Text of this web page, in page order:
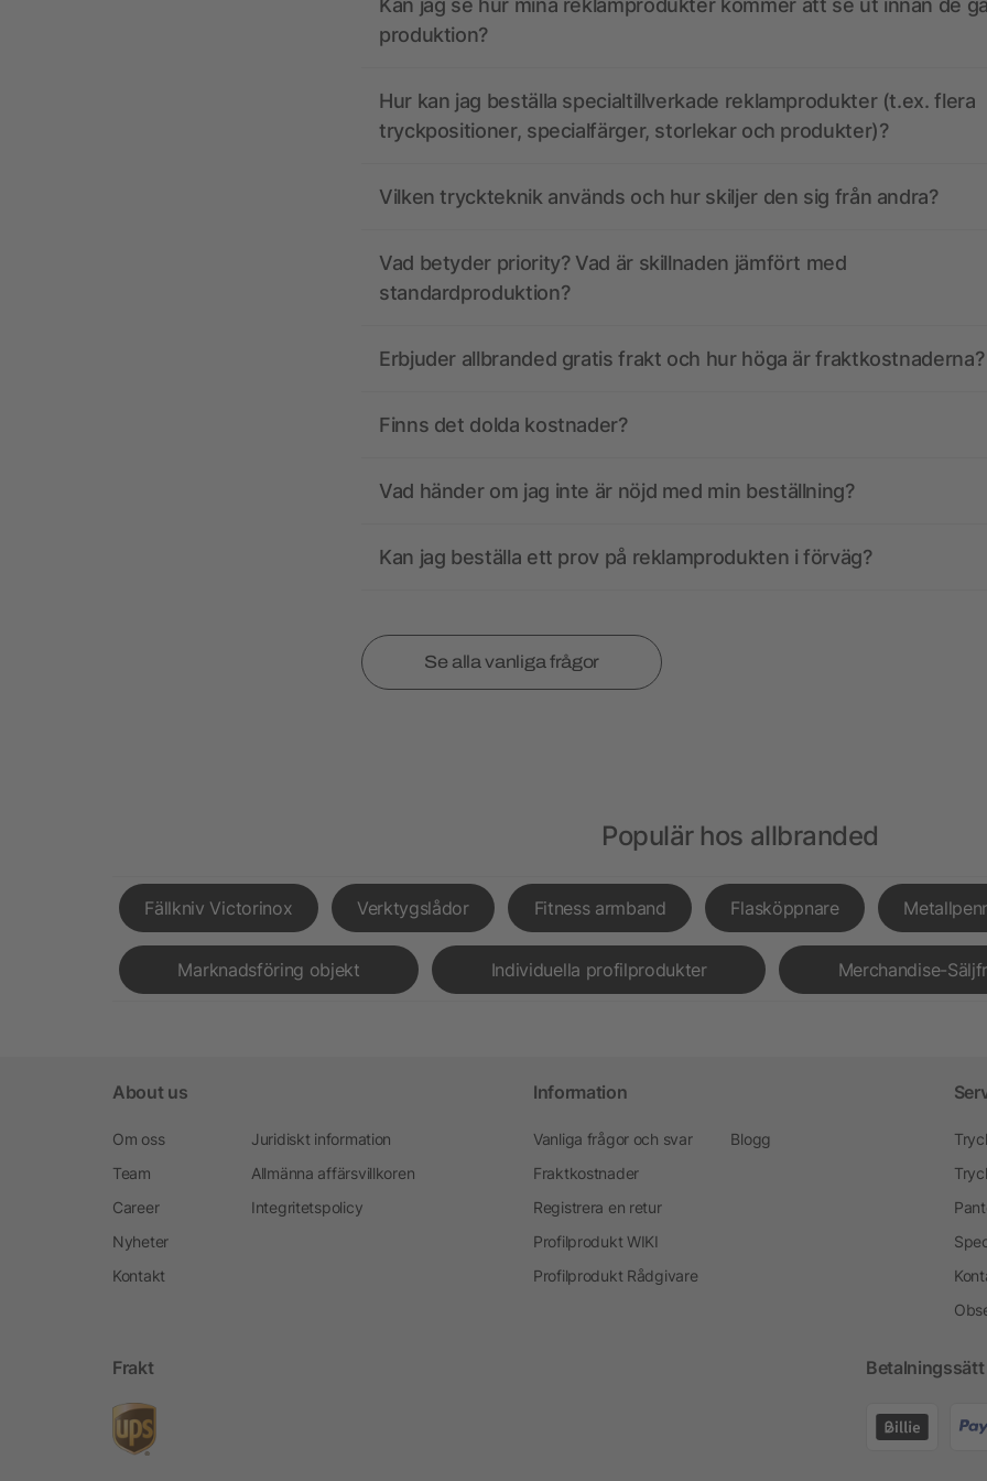
Kan jag se hur mina reklamprodukter kommer att se ut innan de
produktion?
Hur kan jag beställa specialtillverkade reklamprodukter (t.ex. flera
tryckpositioner, specialfärger, storlekar och produkter)?
Vilken tryckteknik används och hur skiljer den sig från andra?
Vad betyder priority? Vad är skillnaden jämfört med
standardproduktion?
Erbjuder allbranded gratis frakt och hur höga är fraktkostnaderna?
Finns det dolda kostnader?
Vad händer om jag inte är nöjd med min beställning?
Kan jag beställa ett prov på reklamprodukten i förväg?
Se alla vanliga frågor
Populär hos allbranded
Fällkniv Victorinox Verktygslådor Fitness armband Flasköppnare
Marknadsföring objekt Individuella profilprodukter Merchandise-
About us
Om oss
Team
Career
Nyheter
Kontakt
Juridiskt information
Allmänna affärsvillkoren
Integritetspolicy
Information
Vanliga frågor och svar
Fraktkostnader
Registrera en retur
Profilprodukt WIKI
Profilprodukt Rådgivare
Blogg
Frakt Betalningssätt